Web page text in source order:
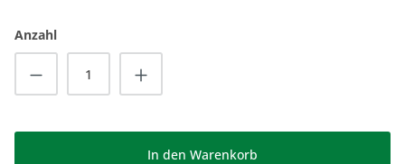
Anzahl
Produkt Anzahl: Gib den gewünschten
In den Warenkorb